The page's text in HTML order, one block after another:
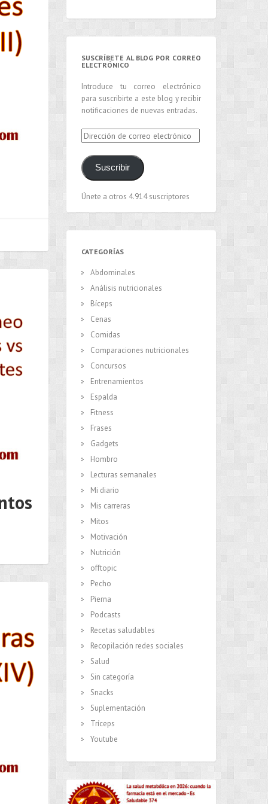
SUSCRÍBETE AL BLOG POR CORREO
ELECTRÓNICO
Introduce tu correo electrónico
para suscribirte a este blog y recibir
notificaciones de nuevas entradas.
Dirección
de
correo
electrónico
Suscribir
Únete a otros 4.914 suscriptores
CATEGORÍAS
Abdominales
Análisis nutricionales
Bíceps
Cenas
Comidas
Comparaciones nutricionales
Concursos
Entrenamientos
Espalda
Fitness
Frases
Gadgets
Hombro
Lecturas semanales
Mi diario
Mis carreras
Mitos
Motivación
Nutrición
offtopic
Pecho
Pierna
Podcasts
Recetas saludables
Recopilación redes sociales
Salud
Sin categoría
Snacks
Suplementación
Tríceps
Youtube